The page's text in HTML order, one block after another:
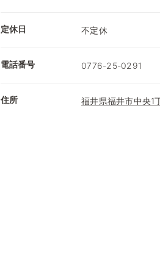
定休日 不定休
電話番号 0776-25-0291
住所 福井県福井市中央1